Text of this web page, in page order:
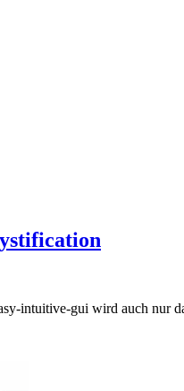
intuitive-gui wird auch nur